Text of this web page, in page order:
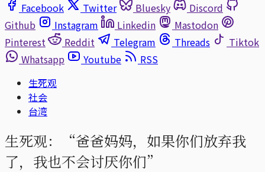
Facebook
Twitter Bluesky
Discord
Github
Instagram Linkedin
Mastodon
Pinterest
Reddit Telegram Threads
Tiktok
Whatsapp
Youtube
RSS
生死观
社会
台湾
生死观：“爸爸妈妈，如果你们放弃我
了，我也不会讨厌你们”